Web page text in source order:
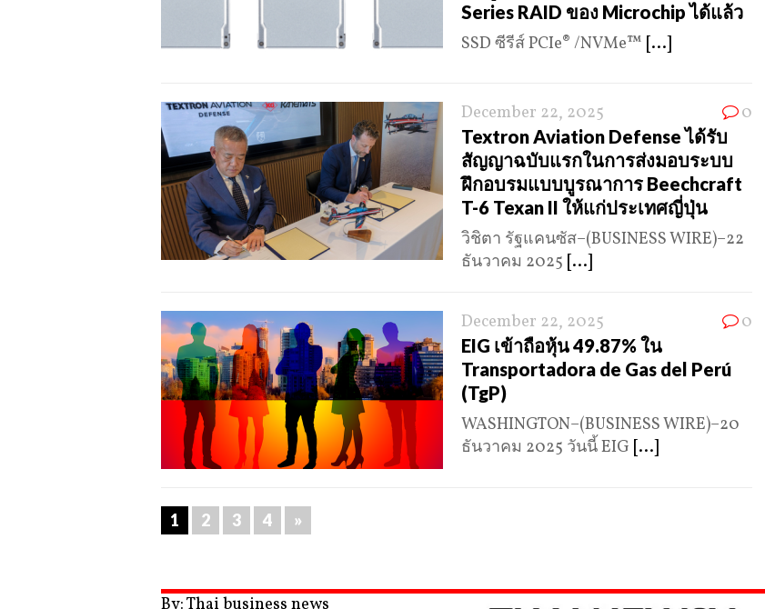
Series RAID ของ Microchip ได้แล้ว
SSD ซีรีส์ PCIe® /NVMe™ [...]
December 22, 2025 0
Textron Aviation Defense ได้รับ
สัญญาฉบับแรกในการส่งมอบระบบ
ฝึกอบรมแบบบูรณาการ Beechcraft
T-6 Texan II ให้แก่ประเทศญี่ปุ่น
วิชิตา รัฐแคนซัส–(BUSINESS WIRE)–22
ธันวาคม 2025 [...]
December 22, 2025 0
EIG เข้าถือหุ้น 49.87% ใน
Transportadora de Gas del Perú
(TgP)
WASHINGTON–(BUSINESS WIRE)–20
ธันวาคม 2025 วันนี้ EIG [...]
1 2 3 4 »